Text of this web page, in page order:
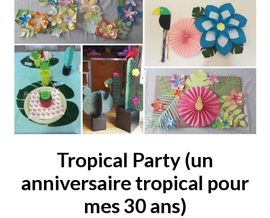
Tropical Party (un
anniversaire tropical pour
mes 30 ans)